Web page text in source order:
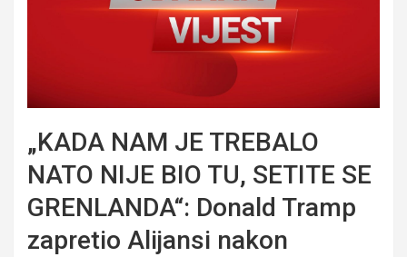
„KADA NAM JE TREBALO
NATO NIJE BIO TU, SETITE SE
GRENLANDA“: Donald Tramp
zapretio Alijansi nakon